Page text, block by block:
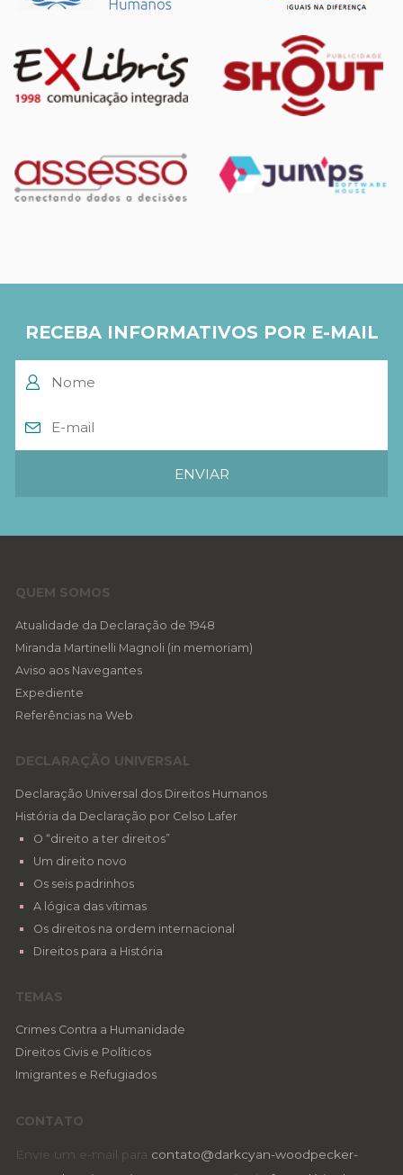
RECEBA INFORMATIVOS POR E-MAIL
QUEM SOMOS
Atualidade da Declaração de 1948
Miranda Martinelli Magnoli (in memoriam)
Aviso aos Navegantes
Expediente
Referências na Web
DECLARAÇÃO UNIVERSAL
Declaração Universal dos Direitos Humanos
História da Declaração por Celso Lafer
O “direito a ter direitos”
Um direito novo
Os seis padrinhos
A lógica das vítimas
Os direitos na ordem internacional
Direitos para a História
TEMAS
Crimes Contra a Humanidade
Direitos Civis e Políticos
Imigrantes e Refugiados
CONTATO
Envie um e-mail para contato@darkcyan-woodpecker-